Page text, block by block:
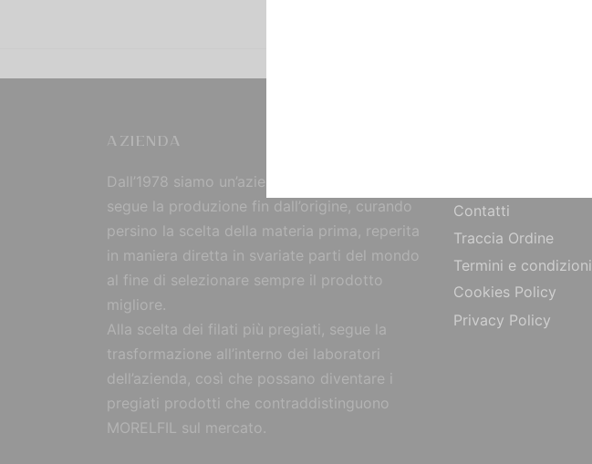
AZIENDA
Dall’1978 siamo un’azienda strutturata che
segue la produzione fin dall’origine, curando
persino la scelta della materia prima, reperita
in maniera diretta in svariate parti del mondo
al fine di selezionare sempre il prodotto
migliore.
Alla scelta dei filati più pregiati, segue la
trasformazione all’interno dei laboratori
dell’azienda, così che possano diventare i
pregiati prodotti che contraddistinguono
MORELFIL sul mercato.
Contatti
Traccia Ordine
Termini e condizioni
Cookies Policy
Privacy Policy